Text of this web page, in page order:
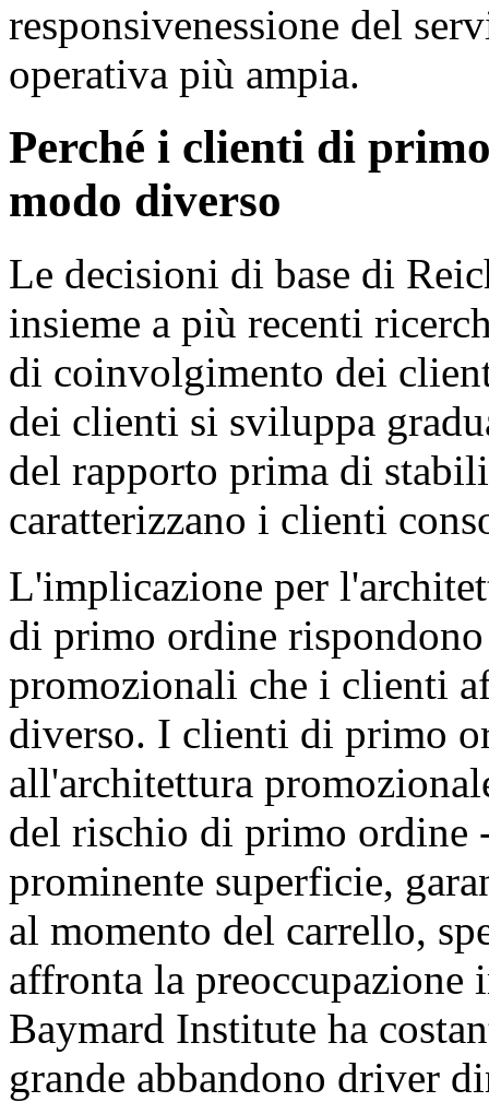
responsivenessione del
operativa più ampia.
Perché i clienti di
modo diverso
Le decisioni di base di
insieme a più recenti
di coinvolgimento dei
dei clienti si sviluppa
del rapporto prima di
caratterizzano i clienti
L'implicazione per
di primo ordine
promozionali che i clienti
diverso. I clienti di primo
all'architettura
del rischio di primo
prominente superficie,
al momento del carrello,
affronta la preoccupazione
Baymard Institute ha
grande abbandono driver